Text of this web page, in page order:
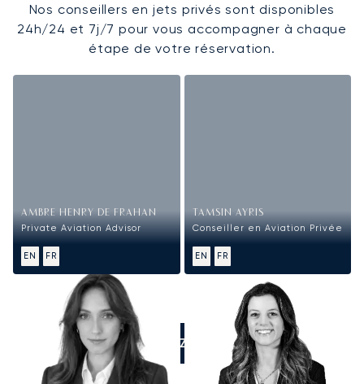
Nos conseillers en jets privés sont disponibles
24h/24 et 7j/7 pour vous accompagner à chaque
étape de votre réservation.
AMBRE HENRY DE FRAHAN
Private Aviation Advisor
EN FR
TAMSIN AYRIS
Conseiller en Aviation Privée
EN FR
APPELEZ-NOUS